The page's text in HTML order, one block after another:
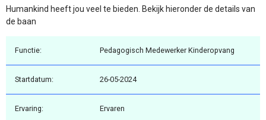
Humankind heeft jou veel te bieden. Bekijk hieronder de details van
de baan
Functie: Pedagogisch Medewerker Kinderopvang
Startdatum: 26-05-2024
Ervaring: Ervaren